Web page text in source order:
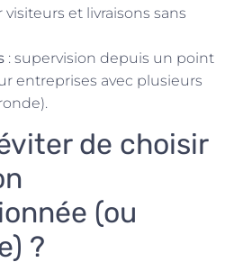
visiteurs et livraisons sans
: supervision depuis un point
entreprises avec plusieurs
de choisir
(ou
?